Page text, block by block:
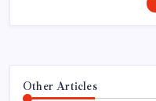
Other Articles